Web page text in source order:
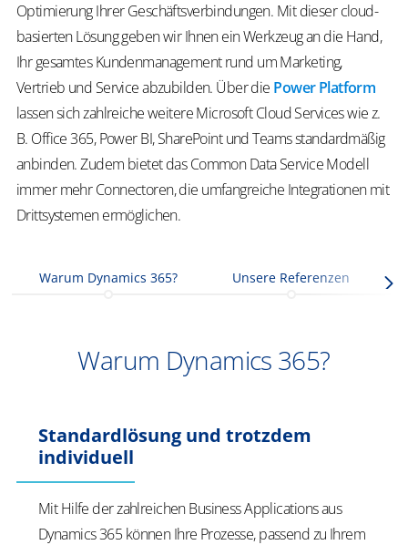
Optimierung Ihrer Geschäftsverbindungen. Mit dieser cloud-
basierten Lösung geben wir Ihnen ein Werkzeug an die Hand,
Ihr gesamtes Kundenmanagement rund um Marketing,
Vertrieb und Service abzubilden. Über die Power Platform
lassen sich zahlreiche weitere Microsoft Cloud Services wie z.
B. Office 365, Power BI, SharePoint und Teams standardmäßig
anbinden. Zudem bietet das Common Data Service Modell
immer mehr Connectoren, die umfangreiche Integrationen mit
Drittsystemen ermöglichen.
Warum Dynamics 365? Unsere Referenzen
Warum Dynamics 365?
Standardlösung und trotzdem
individuell
Mit Hilfe der zahlreichen Business Applications aus
Dynamics 365 können Ihre Prozesse, passend zu Ihrem